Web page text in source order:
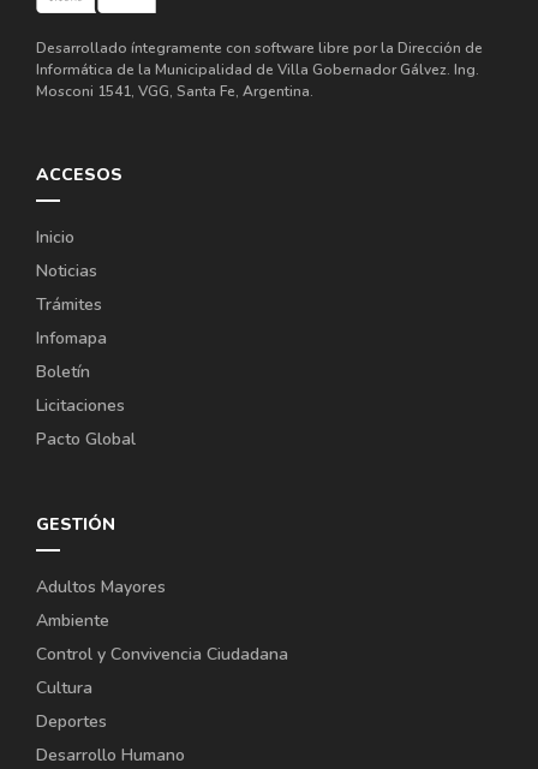
Desarrollado íntegramente con software libre por la Dirección de
Informática de la Municipalidad de Villa Gobernador Gálvez. Ing.
Mosconi 1541, VGG, Santa Fe, Argentina.
ACCESOS
Inicio
Noticias
Trámites
Infomapa
Boletín
Licitaciones
Pacto Global
GESTIÓN
Adultos Mayores
Ambiente
Control y Convivencia Ciudadana
Cultura
Deportes
Desarrollo Humano